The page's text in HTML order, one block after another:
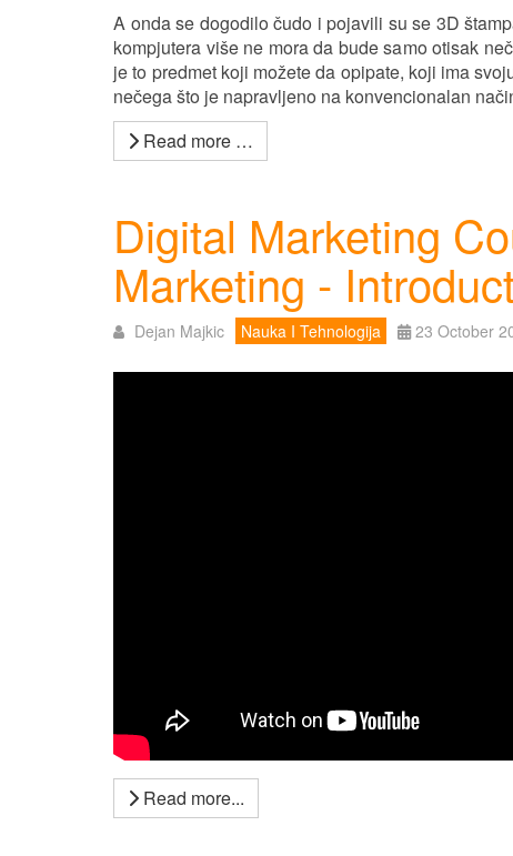
A onda se dogodilo čudo i pojavili su se 3D
kompjutera više ne mora da bude samo otisak
je to predmet koji možete da opipate, koji ima
nečega što je napravljeno na konvencionalan
Read more …
Digital Marketing
Marketing -
Dejan Majkic Nauka I Tehnologija 23 October
Read more...